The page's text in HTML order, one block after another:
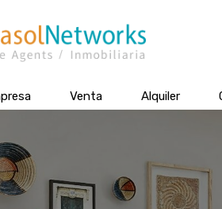
Venta Alquiler